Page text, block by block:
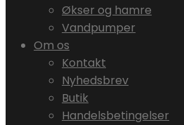
Økser og hamre
Vandpumper
Om os
Kontakt
Nyhedsbrev
Butik
Handelsbetingelser